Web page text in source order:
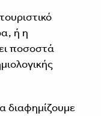
ή η
ποσοστά
διαφημίζουμε